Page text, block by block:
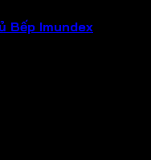
Bếp Imundex